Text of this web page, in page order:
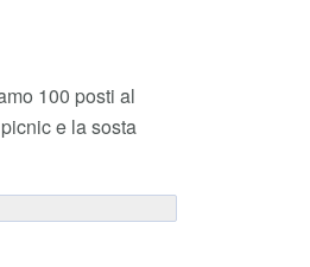
100 posti al
e la sosta